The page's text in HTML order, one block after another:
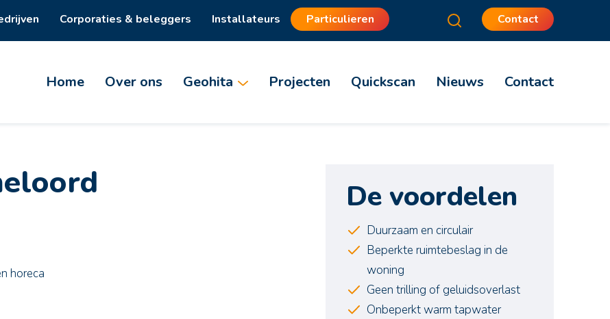
Corporaties & beleggers Installateurs Particulieren Contact
Home Over ons Geohita Projecten Quickscan Nieuws Contact
horeca
De voordelen
Duurzaam en circulair
Beperkte ruimtebeslag in de
woning
Geen trilling of geluidsoverlast
Onbeperkt warm tapwater